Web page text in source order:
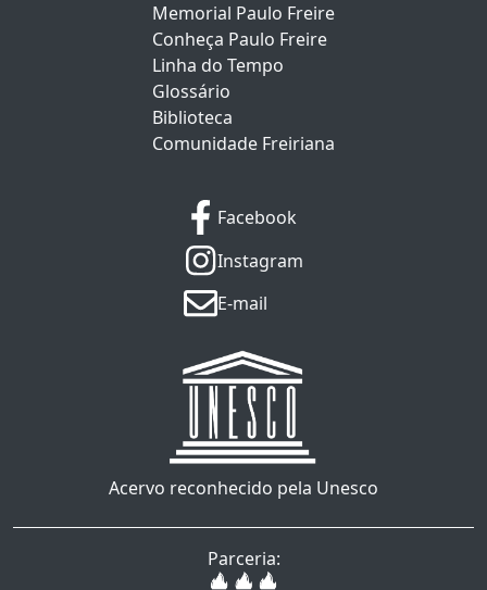
Memorial Paulo Freire
Conheça Paulo Freire
Linha do Tempo
Glossário
Biblioteca
Comunidade Freiriana
Facebook
Instagram
E-mail
Acervo reconhecido pela Unesco
Parceria: